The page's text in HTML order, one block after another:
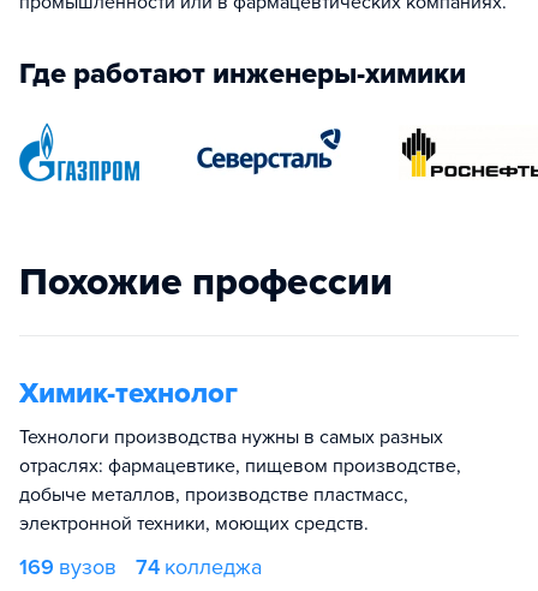
Где работают инженеры-химики
Похожие профессии
Химик-технолог
Технологи производства нужны в самых разных
отраслях: фармацевтике, пищевом производстве,
добыче металлов, производстве пластмасс,
электронной техники, моющих средств.
169 вузов 74 колледжа